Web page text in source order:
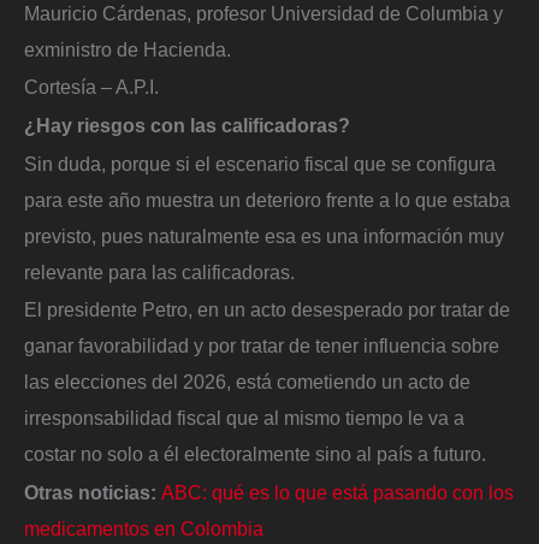
Mauricio Cárdenas, profesor Universidad de Columbia y
exministro de Hacienda.
Cortesía – A.P.I.
¿Hay riesgos con las calificadoras?
Sin duda, porque si el escenario fiscal que se configura
para este año muestra un deterioro frente a lo que estaba
previsto, pues naturalmente esa es una información muy
relevante para las calificadoras.
El presidente Petro, en un acto desesperado por tratar de
ganar favorabilidad y por tratar de tener influencia sobre
las elecciones del 2026, está cometiendo un acto de
irresponsabilidad fiscal que al mismo tiempo le va a
costar no solo a él electoralmente sino al país a futuro.
Otras noticias: ABC: qué es lo que está pasando con los
medicamentos en Colombia